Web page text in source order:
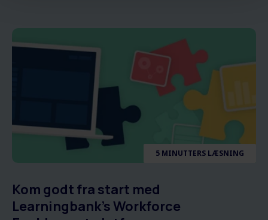
5 MINUTTERS LÆSNING
Kom godt fra start med
Learningbank's Workforce